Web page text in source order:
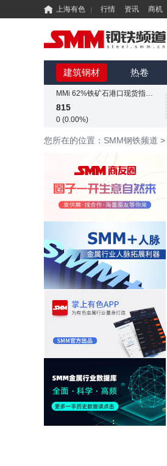
上海有色 行情 资讯 商机
建筑钢材 热卷
839.73
-12.49 (-1.47%)
MMi 62%铁矿石港口现货指数（青岛港）
815
0 (0.00%)
839.73
815
0 (0.00%)
国内矿综合价格指数
-12.49 (-1.47%)
您所在的位置：SMM钢铁频道 >